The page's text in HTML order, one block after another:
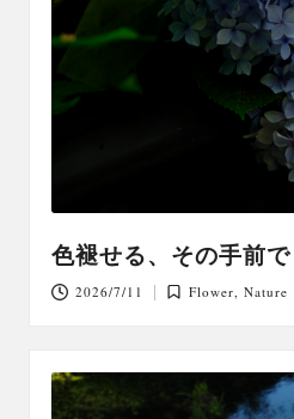
色褪せる、その手前で
2026/7/11
Posted
Flower,Nature